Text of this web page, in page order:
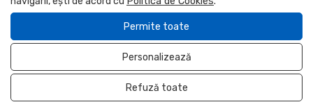
Permite toate
Personalizează
Refuză toate